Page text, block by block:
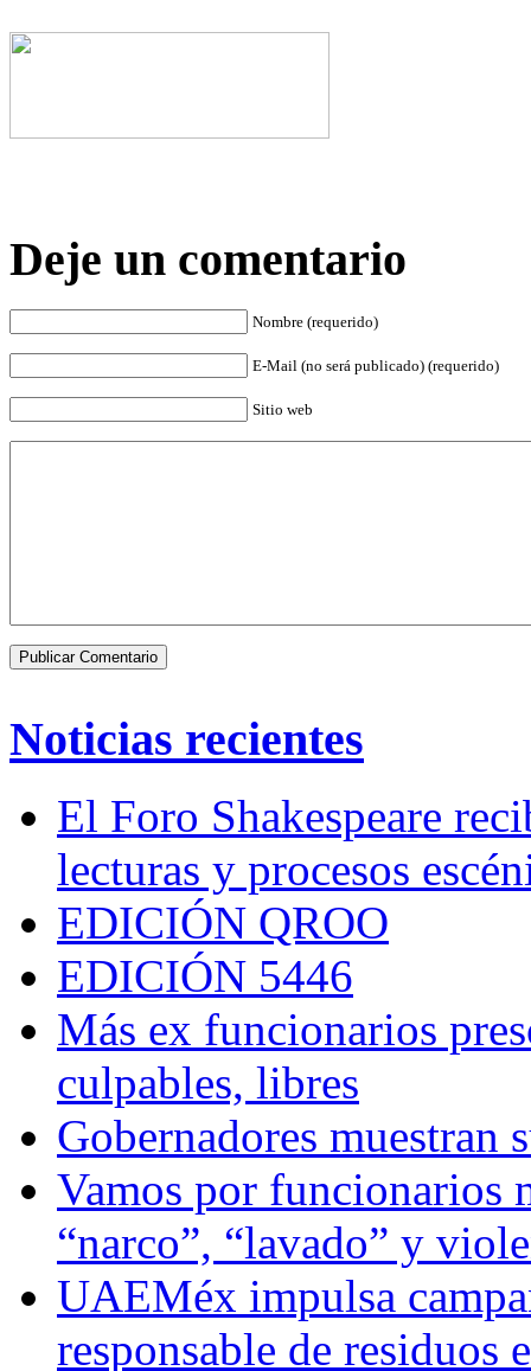
Deje un comentario
Nombre (requerido)
E-Mail (no será publicado) (requerido)
Sitio web
Noticias recientes
El Foro Shakespeare
lecturas y procesos
EDICIÓN QROO
EDICIÓN 5446
Más ex funcionarios
culpables, libres
Gobernadores muestran
Vamos por funcionarios
“narco”, “lavado” y
UAEMéx impulsa
responsable de residuos